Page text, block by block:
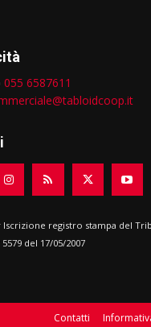
055 6587611
Iscrizione registro stampa del
del 17/05/2007
Contatti